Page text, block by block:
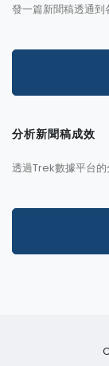
發一篇新聞稿透通到
分析新聞稿成效
透過Trek數據平台